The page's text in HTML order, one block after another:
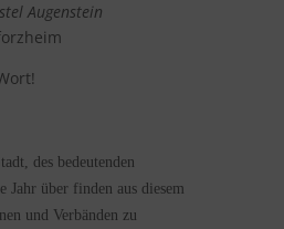
Augenstein
des bedeutenden
Jahr über finden aus diesem
und Verbänden zu